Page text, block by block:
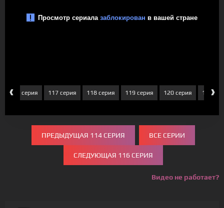
‹
116 серия 117 серия 118 серия 119 серия 120 серия 121›
ПРЕДЫДУЩАЯ 114 СЕРИЯ ВСЕ СЕРИИ
СЛЕДУЮЩАЯ 116 СЕРИЯ
Видео не работает?